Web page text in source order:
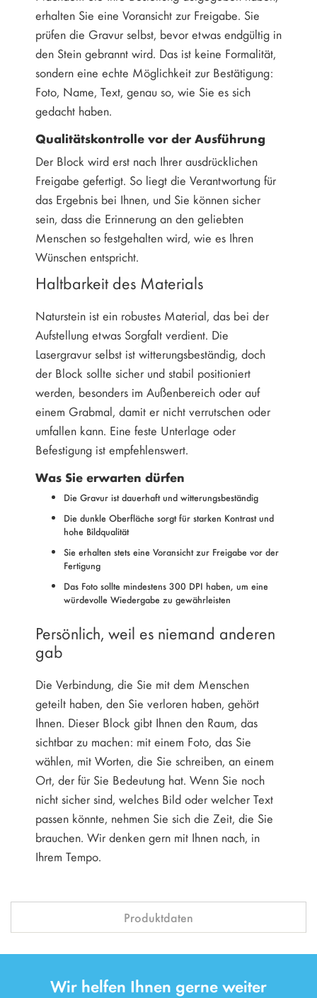
erhalten Sie eine Voransicht zur Freigabe. Sie
prüfen die Gravur selbst, bevor etwas endgültig in
den Stein gebrannt wird. Das ist keine Formalität,
sondern eine echte Möglichkeit zur Bestätigung:
Foto, Name, Text, genau so, wie Sie es sich
gedacht haben.
Qualitätskontrolle vor der Ausführung
Der Block wird erst nach Ihrer ausdrücklichen
Freigabe gefertigt. So liegt die Verantwortung für
das Ergebnis bei Ihnen, und Sie können sicher
sein, dass die Erinnerung an den geliebten
Menschen so festgehalten wird, wie es Ihren
Wünschen entspricht.
Haltbarkeit des Materials
Naturstein ist ein robustes Material, das bei der
Aufstellung etwas Sorgfalt verdient. Die
Lasergravur selbst ist witterungsbeständig, doch
der Block sollte sicher und stabil positioniert
werden, besonders im Außenbereich oder auf
einem Grabmal, damit er nicht verrutschen oder
umfallen kann. Eine feste Unterlage oder
Befestigung ist empfehlenswert.
Was Sie erwarten dürfen
Die Gravur ist dauerhaft und witterungsbeständig
Die dunkle Oberfläche sorgt für starken Kontrast und
hohe Bildqualität
Sie erhalten stets eine Voransicht zur Freigabe vor der
Fertigung
Das Foto sollte mindestens 300 DPI haben, um eine
würdevolle Wiedergabe zu gewährleisten
Persönlich, weil es niemand anderen
gab
Die Verbindung, die Sie mit dem Menschen
geteilt haben, den Sie verloren haben, gehört
Ihnen. Dieser Block gibt Ihnen den Raum, das
sichtbar zu machen: mit einem Foto, das Sie
wählen, mit Worten, die Sie schreiben, an einem
Ort, der für Sie Bedeutung hat. Wenn Sie noch
nicht sicher sind, welches Bild oder welcher Text
passen könnte, nehmen Sie sich die Zeit, die Sie
brauchen. Wir denken gern mit Ihnen nach, in
Ihrem Tempo.
Produktdaten
Wir helfen Ihnen gerne weiter